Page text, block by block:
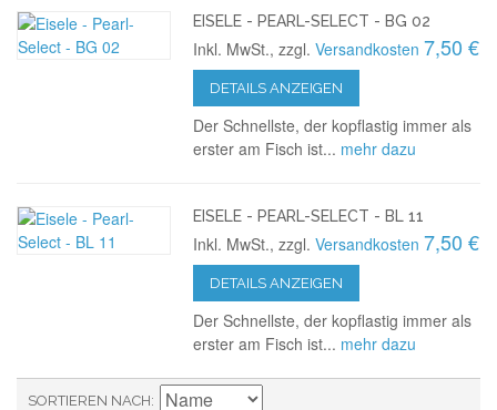
EISELE - PEARL-SELECT - BG 02
Inkl. MwSt., zzgl.Versandkosten 7,50 €
DETAILS ANZEIGEN
Der Schnellste, der kopflastig immer als
erster am Fisch ist... mehr dazu
EISELE - PEARL-SELECT - BL 11
Inkl. MwSt., zzgl.Versandkosten 7,50 €
DETAILS ANZEIGEN
Der Schnellste, der kopflastig immer als
erster am Fisch ist... mehr dazu
SORTIEREN NACH